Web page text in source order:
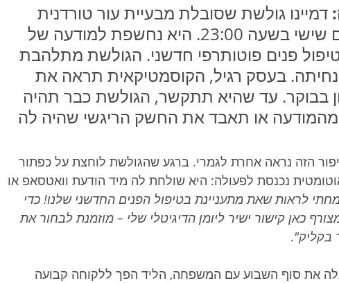
דמיינו גולשת שסובלת מבעיית עור טורדנית
היא נחשפת למודעה של
פנים פוטותרפי חדשני. הגולשת מתלהבת
בעסק רגיל, הקוסמטיקאית תראה את
בבוקר. עד שהיא תתקשר, הגולשת כבר תהיה
או תאבד את החשק הריגשי שהיה לה
הזה נראה אחרת לגמרי. ברגע שהגולשת לוחצת על כפתור
נכנסת לפעולה: היא שולחת לה מיד הודעת וואטסאפ או
לראות שאת מתעניינת בטיפול הפנים החדשני שלנו! כדי
כאן קישור ישיר ליומן הדיגיטלי שלי – מוזמנת לבחור את
בקליק".
את סוף השבוע עם המשפחה, הליד הפך ללקוחה קבועה